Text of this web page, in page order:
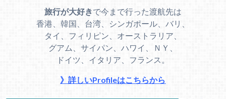
旅行が大好きで今まで行った渡航先は
香港、韓国、台湾、シンガポール、バリ、
タイ、フィリピン、オーストラリア、
グアム、サイパン、ハワイ、ＮＹ、
ドイツ、イタリア、フランス。
》詳しいProfileはこちらから